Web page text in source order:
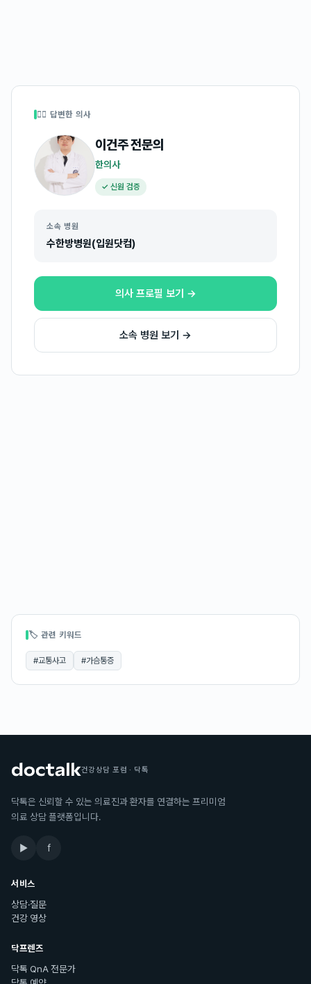
👩‍⚕️ 답변한 의사
이건주전문의
한의사
✓ 신원 검증
소속 병원
수한방병원(입원닷컴)
의사 프로필 보기 →
소속 병원 보기 →
🏷 관련 키워드
#교통사고 #가슴통증
건강상담 포럼 · 닥톡
닥톡은 신뢰할 수 있는 의료진과 환자를 연결하는 프리미엄
의료 상담 플랫폼입니다.
▶ f
서비스
상담·질문
건강 영상
닥프렌즈
닥톡 QnA 전문가